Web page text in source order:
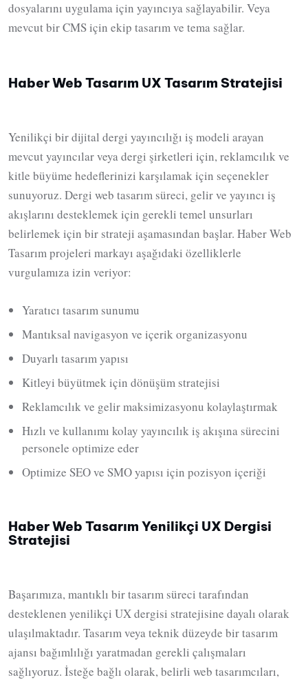
dosyalarını uygulama için yayıncıya sağlayabilir. Veya
mevcut bir CMS için ekip tasarım ve tema sağlar.
Haber Web Tasarım UX Tasarım Stratejisi
Yenilikçi bir dijital dergi yayıncılığı iş modeli arayan
mevcut yayıncılar veya dergi şirketleri için, reklamcılık ve
kitle büyüme hedeflerinizi karşılamak için seçenekler
sunuyoruz. Dergi web tasarım süreci, gelir ve yayıncı iş
akışlarını desteklemek için gerekli temel unsurları
belirlemek için bir strateji aşamasından başlar. Haber Web
Tasarım projeleri markayı aşağıdaki özelliklerle
vurgulamıza izin veriyor:
Yaratıcı tasarım sunumu
Mantıksal navigasyon ve içerik organizasyonu
Duyarlı tasarım yapısı
Kitleyi büyütmek için dönüşüm stratejisi
Reklamcılık ve gelir maksimizasyonu kolaylaştırmak
Hızlı ve kullanımı kolay yayıncılık iş akışına sürecini
personele optimize eder
Optimize SEO ve SMO yapısı için pozisyon içeriği
Haber Web Tasarım Yenilikçi UX Dergisi
Stratejisi
Başarımıza, mantıklı bir tasarım süreci tarafından
desteklenen yenilikçi UX dergisi stratejisine dayalı olarak
ulaşılmaktadır. Tasarım veya teknik düzeyde bir tasarım
ajansı bağımlılığı yaratmadan gerekli çalışmaları
sağlıyoruz. İsteğe bağlı olarak, belirli web tasarımcıları,